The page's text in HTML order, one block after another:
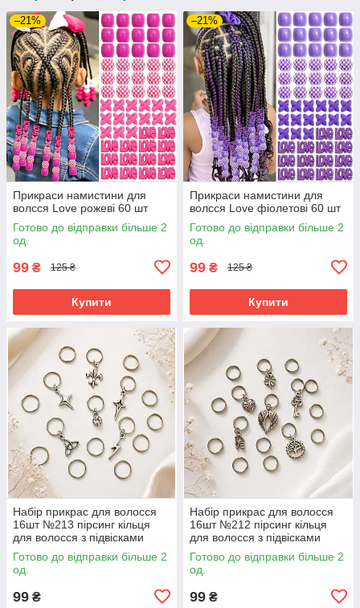
–21%
Прикраси намистини для
волсся Love рожеві 60 шт
Готово до відправки більше 2
од.
99 ₴ 125 ₴
Купити
–21%
Прикраси намистини для
волсся Love фіолетові 60 шт
Готово до відправки більше 2
од.
99 ₴ 125 ₴
Купити
Набір прикрас для волосся
16шт №213 пірсинг кільця
для волосся з підвісками
Готово до відправки більше 2
од.
99 ₴
Набір прикрас для волосся
16шт №212 пірсинг кільця
для волосся з підвісками
Готово до відправки більше 2
од.
99 ₴